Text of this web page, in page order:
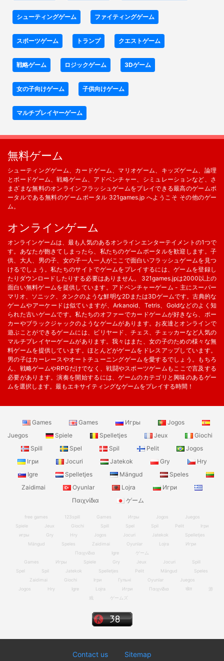
シューティングゲーム ファイティングゲーム
スポーツゲーム トランプ クエストゲーム
戦略ゲーム ロジックゲーム 3Dゲーム
女の子向けゲーム 子供向けゲーム
マルチプレイヤーゲーム
無料ゲーム
シューティングゲーム、カードゲーム、マリオゲーム、キッズゲーム、論理
とボードゲーム、戦略ゲーム、アドベンチャー、シミュレーションなど、さ
まざまな無料のオンラインフラッシュゲームをプレイできる最高のゲームポ
ータルである無料のゲームポータル 321games.jp へようこそ その他のゲー
ム。
オンラインゲーム
オンラインゲームは、最も人気のあるオンラインエンターテイメントの1つで
す。あなたが飽きてしまったら、私たちのゲームポータルを歓迎します。子
供、大人、男の子、女の子一人一人がここで面白いフラッシュゲームを見つ
けるでしょう。私たちのサイトでゲームをプレイするには、ゲームを登録し
たりダウンロードしたりする必要はありません。 321games.jpは2000以上の
面白い無料ゲームを提供しています。アドベンチャーゲーム - 主にスーパー
マリオ、ソニック、タンクのような鮮明な2Dまたは3Dゲームです。古典的な
ゲームやアーケードは似ていますが、Arkanoid、Tetris、Goldなどのよく知
られた古いゲームです。私たちのオファーでカードゲームが好きなら、ポー
カーやブラックジャックのようなゲームがあります。お友達とオンラインで
遊ぶことができるゲームには、ビリヤード、チェス、チェッカーなど人気の
マルチプレイヤーゲームがあります。我々はまた、女の子のための様々な無
料ゲームを提供しています。ほとんどがゲームをドレスアップしています。
男の子はカーレースやオートチューニングゲームを愛するでしょう。もちろ
ん、戦略ゲームやRPGだけでなく、戦闘やスポーツゲームもここで言及する
必要があります。演奏を開始するには、ゲームのカテゴリと興味のあるゲー
ムを選択します。最もエキサイティングなゲームをプレイする時間！
Games Games Игры
Jogos
Juegos
Spiele Spelletjes Jeux
Giochi
Spill
Spel Spil Pelit
Jogos
Ігри
Jocuri Jatekok Gry
Hry
Igre
Spelletjes Mängud
Speles
Zaidimai
Oyunlar Lojra
Игри
Παιχνίδια
ゲーム
free games 123spill Games Игры Jogos
Juegos
Spiele
Jeux Giochi Spill Spel Spil Pelit
Ігри
игры
Gry Hry Jogos Jocuri Jatekok
Spelletjes
Mängud
Speles Zaidimai Oyunlar Lojra
Игри
Παιχνίδια
Igre
ゲーム
Games
Игры Spiele Gry Jeux Jocuri
Spill
Spel
Spil Jatekok Spelletjes Pelit Mängud
Speles
Zaidimai
Giochi Ігри Гульні Oyunlar
Juegos
Jogos
Hry Igre Lojra Игри Παιχνίδια खेल
游
戏
ゲームズ
Contact us Sitemap